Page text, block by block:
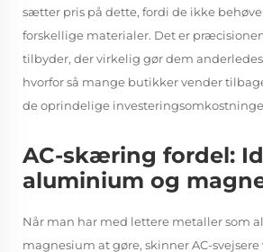
sætter pris på dette, fordi de ikke
forskellige materialer. Det er
tilbyder, der virkelig gør dem
hvorfor så mange butikker vender
de oprindelige
AC-skæring fordel:
aluminium og
Når man har med lettere metaller som
magnesium at gøre, skinner AC-